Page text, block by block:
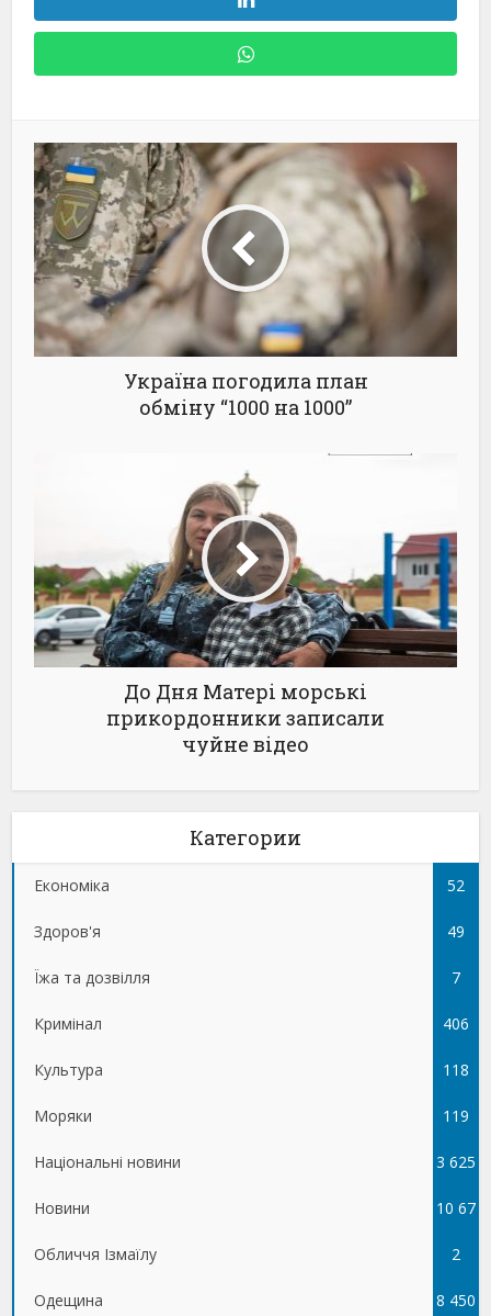
Україна погодила план
обміну “1000 на 1000”
До Дня Матері морські
прикордонники записали
чуйне відео
Категории
Економіка 52
Здоров'я 49
Їжа та дозвілля 7
Кримінал 406
Культура 118
Моряки 119
Національні новини 3 625
Новини 10 67
5
Обличчя Ізмаїлу 2
Одещина 8 450